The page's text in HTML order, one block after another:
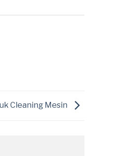
Cleaning Mesin